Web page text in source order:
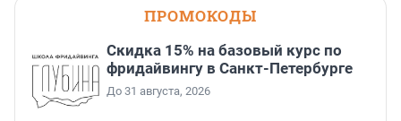
ПРОМОКОДЫ
Скидка 15% на базовый курс по
фридайвингу в Санкт-Петербурге
До 31 августа, 2026